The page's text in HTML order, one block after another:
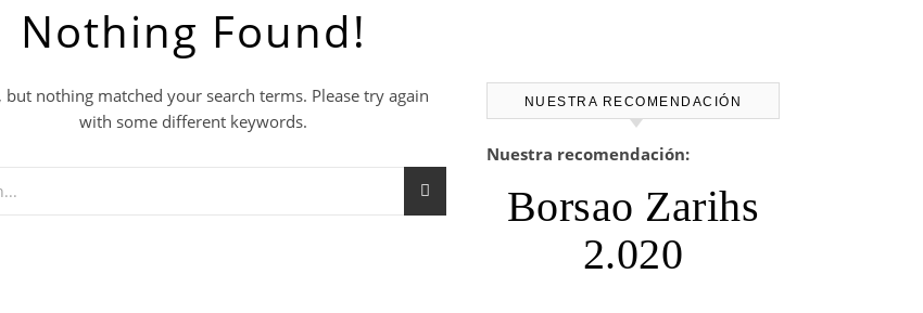
Nothing Found!
but nothing matched your search terms. Please try again
with some different keywords.
NUESTRA RECOMENDACIÓN
Nuestra recomendación:
Borsao Zarihs
2.020